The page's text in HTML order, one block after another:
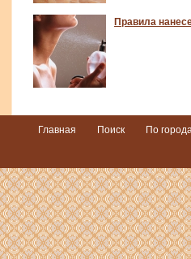
Правила
Главная Поиск По